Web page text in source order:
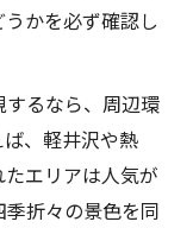
かを必ず確認し
るなら、周辺環
、軽井沢や熱
エリアは人気が
折々の景色を同